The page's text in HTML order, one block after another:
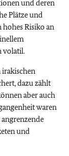
und deren
Plätze und
hohes Risiko an
volatil.
irakischen
dazu zählt
aber auch
waren
und